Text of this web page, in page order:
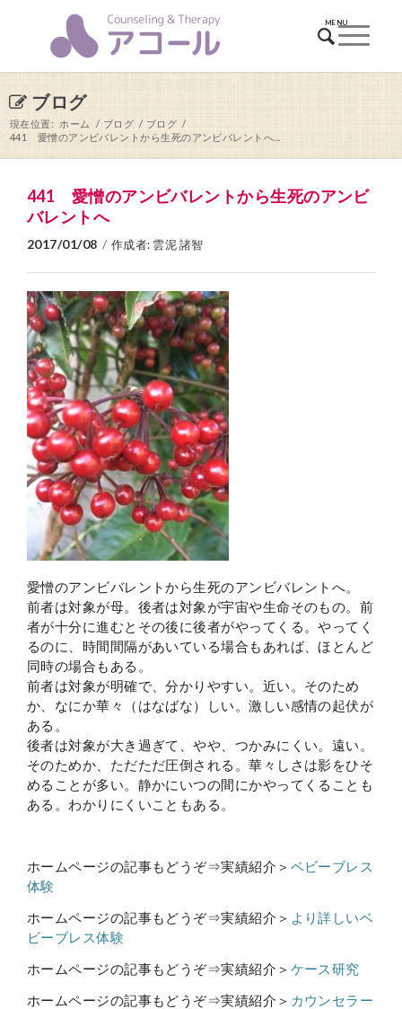
ブログ
現在位置: ホーム / ブログ / ブログ /
441 愛憎のアンビバレントから生死のアンビバレントへ...
441 愛憎のアンビバレントから生死のアンビ
バレントへ
2017/01/08 / 作成者: 雲泥 諸智
愛憎のアンビバレントから生死のアンビバレントへ。
前者は対象が母。後者は対象が宇宙や生命そのもの。前
者が十分に進むとその後に後者がやってくる。やってく
るのに、時間間隔があいている場合もあれば、ほとんど
同時の場合もある。
前者は対象が明確で、分かりやすい。近い。そのため
か、なにか華々（はなばな）しい。激しい感情の起伏が
ある。
後者は対象が大き過ぎて、やや、つかみにくい。遠い。
そのためか、ただただ圧倒される。華々しさは影をひそ
めることが多い。静かにいつの間にかやってくることも
ある。わかりにくいこともある。
ホームページの記事もどうぞ⇒実績紹介＞ ベビーブレス
体験
ホームページの記事もどうぞ⇒実績紹介＞ より詳しいベ
ビーブレス体験
ホームページの記事もどうぞ⇒実績紹介＞ ケース研究
ホームページの記事もどうぞ⇒実績紹介＞ カウンセラー